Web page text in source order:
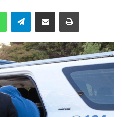
WhatsAppTelegramEnviar vía email Imprimir